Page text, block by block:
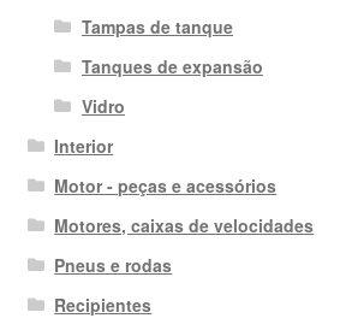
Tampas de tanque
Tanques de expansão
Vidro
Interior
Motor - peças e acessórios
Motores, caixas de velocidades
Pneus e rodas
Recipientes